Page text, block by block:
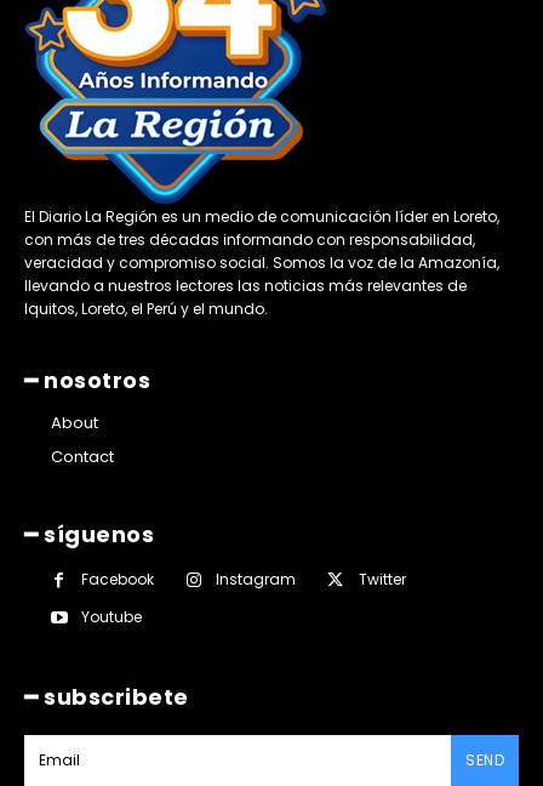
El Diario La Región es un medio de comunicación líder en Loreto,
con más de tres décadas informando con responsabilidad,
veracidad y compromiso social. Somos la voz de la Amazonía,
llevando a nuestros lectores las noticias más relevantes de
Iquitos, Loreto, el Perú y el mundo.
━ nosotros
About
Contact
━ síguenos
Facebook Instagram
Twitter
Youtube
━ subscribete
SEND